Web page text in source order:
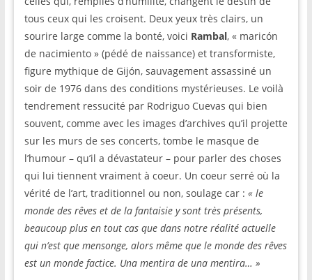
tous ceux qui les croisent. Deux yeux très clairs, un
sourire large comme la bonté, voici Rambal, « maricón
de nacimiento » (pédé de naissance) et transformiste,
figure mythique de Gijón, sauvagement assassiné un
soir de 1976 dans des conditions mystérieuses. Le voilà
tendrement ressucité par Rodriguo Cuevas qui bien
souvent, comme avec les images d’archives qu’il projette
sur les murs de ses concerts, tombe le masque de
l’humour – qu’il a dévastateur – pour parler des choses
qui lui tiennent vraiment à coeur. Un coeur serré où la
vérité de l’art, traditionnel ou non, soulage car : « le
monde des rêves et de la fantaisie y sont très présents,
beaucoup plus en tout cas que dans notre réalité actuelle
qui n’est que mensonge, alors même que le monde des rêves
est un monde factice. Una mentira de una mentira… »